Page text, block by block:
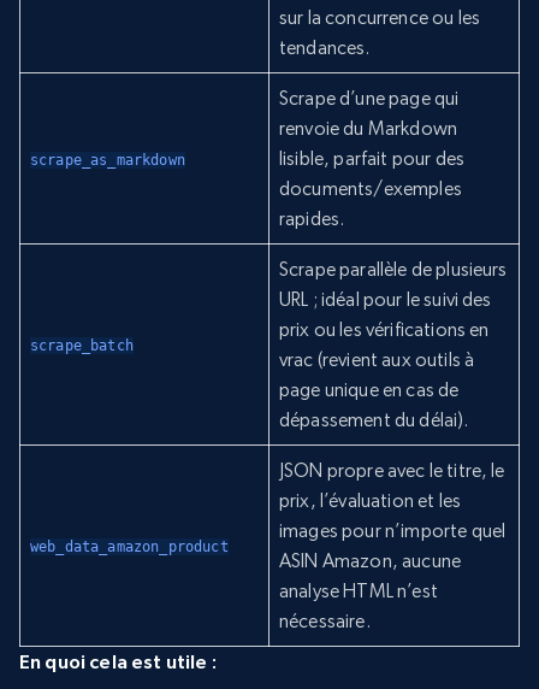
sur la concurrence ou les
tendances.
scrape_as_markdown
Scrape d’une page qui
renvoie du Markdown
lisible, parfait pour des
documents/exemples
rapides.
scrape_batch
Scrape parallèle de plusieurs
URL ; idéal pour le suivi des
prix ou les vérifications en
vrac (revient aux outils à
page unique en cas de
dépassement du délai).
web_data_amazon_product
JSON propre avec le titre, le
prix, l’évaluation et les
images pour n’importe quel
ASIN Amazon, aucune
analyse HTML n’est
nécessaire.
En quoi cela est utile :